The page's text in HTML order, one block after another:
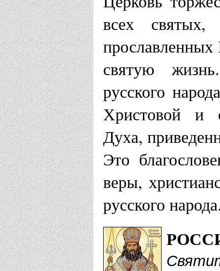
всех
прославленных
святую
русского
Христовой и
Духа,
Это
веры,
русского